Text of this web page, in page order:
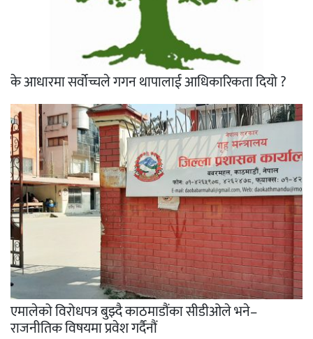
के आधारमा सर्वोच्चले गगन थापालाई आधिकारिकता दियो ?
एमालेको विरोधपत्र बुझ्दै काठमाडौंका सीडीओले भने–
राजनीतिक विषयमा प्रवेश गर्दैनौं